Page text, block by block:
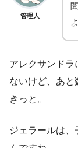
管理人
アレクサンドラ
ないけど、あと
きっと。
ジェラールは